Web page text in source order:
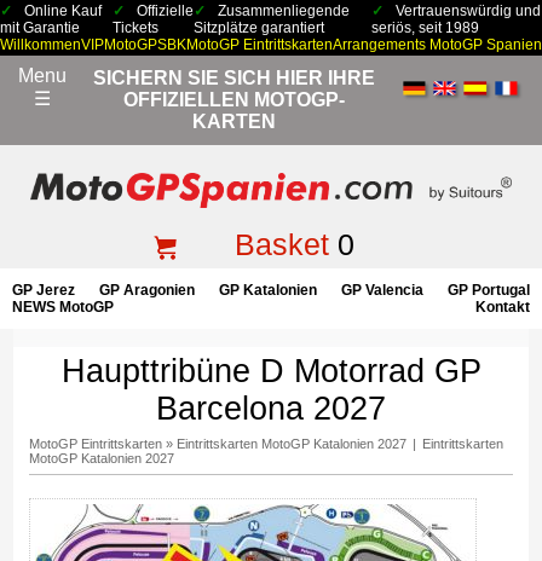
Online Kauf
mit Garantie
Offizielle
Tickets
Zusammenliegende
Sitzplätze garantiert
Vertrauenswürdig und
seriös, seit 1989
WillkommenVIPMotoGPSBKMotoGP EintrittskartenArrangements MotoGP Spanien
Menu
☰
SICHERN SIE SICH HIER IHRE
OFFIZIELLEN MOTOGP-
KARTEN
Basket0
GP Jerez GP Aragonien GP Katalonien GP Valencia
GP Portugal
NEWS MotoGP
Kontakt
Haupttribüne D Motorrad GP
Barcelona 2027
MotoGP Eintrittskarten» Eintrittskarten MotoGP Katalonien 2027
Eintrittskarten
MotoGP Katalonien 2027